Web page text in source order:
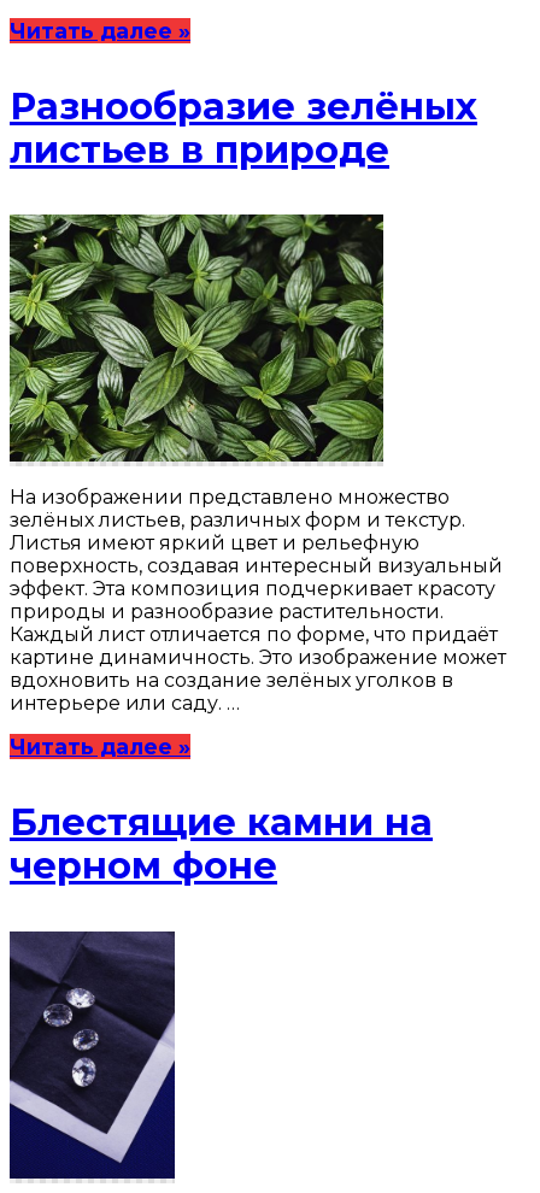
Читать далее »
Разнообразие зелёных
листьев в природе
На изображении представлено множество
зелёных листьев, различных форм и текстур.
Листья имеют яркий цвет и рельефную
поверхность, создавая интересный визуальный
эффект. Эта композиция подчеркивает красоту
природы и разнообразие растительности.
Каждый лист отличается по форме, что придаёт
картине динамичность. Это изображение может
вдохновить на создание зелёных уголков в
интерьере или саду. …
Читать далее »
Блестящие камни на
черном фоне